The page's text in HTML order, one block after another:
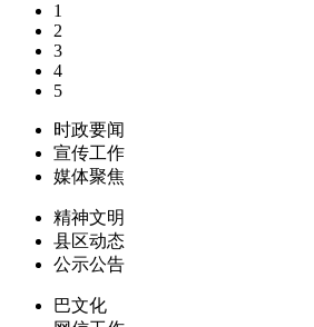
1
2
3
4
5
时政要闻
宣传工作
媒体聚焦
精神文明
县区动态
公示公告
巴文化